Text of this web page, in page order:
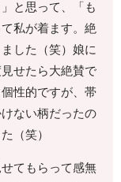
と思って、「も
私が着ます。絶
した（笑）娘に
せたら大絶賛で
性的ですが、帯
ない柄だったの
（笑）
てもらって感無